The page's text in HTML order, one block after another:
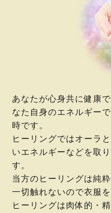
あなたが心身共に健康
なた自身のエネルギー
時です。
ヒーリングではオーラと
いエネルギーなどを取
す。
当方のヒーリングは純
一切触れないので衣服
ヒーリングは肉体的・